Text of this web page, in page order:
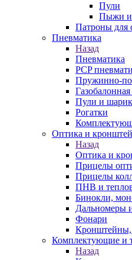
Пули
Пыжи и
Патроны для
Пневматика
Назад
Пневматика
PCP
Пружинно-
Пули и
Рогатки
Оптика и
Назад
Оптика и
Прицелы
Прицелы
ПНВ и
Бинокли,
Дальномеры
Фонари
Кронштейны,
Комплектующие и
Назад